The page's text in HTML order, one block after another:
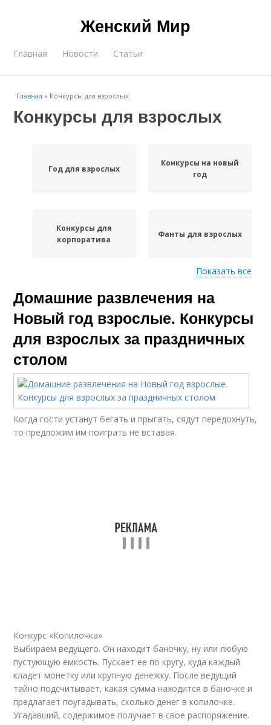
Женский Мир
Главная Новости Статьи
Главная » Конкурсы для взрослых
Конкурсы для взрослых
Год для взрослых
Конкурсы на новый
год
Конкурсы для
корпоратива
Фанты для взрослых
Прикольные конкурсы
Музыкальные
конкурсы
Показать все
Домашние развлечения на
Новый год взрослые. Конкурсы
для взрослых за праздничных
столом
Когда гости устанут бегать и прыгать, сядут передохнуть,
то предложим им поиграть не вставая.
Конкурс «Копилочка»
Выбираем ведущего. Он находит баночку, ну или любую
пустующую емкость. Пускает ее по кругу, куда каждый
кладет монетку или крупную денежку. После ведущий
тайно подсчитывает, какая сумма находится в баночке и
предлагает поугадывать, сколько денег в копилочке.
Угадавший, содержимое получает в свое распоряжение.